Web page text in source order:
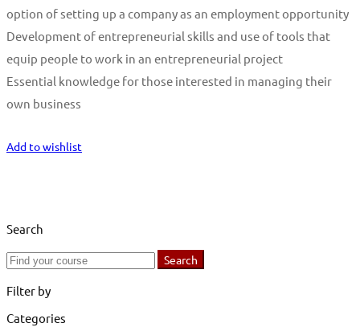
option of setting up a company as an employment opportunity
Development of entrepreneurial skills and use of tools that
equip people to work in an entrepreneurial project
Essential knowledge for those interested in managing their
own business
Add to wishlist
Search
Search
Search
Filter by
Categories